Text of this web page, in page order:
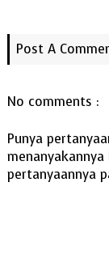
Post A
No comments :
Punya
pertanyaannya